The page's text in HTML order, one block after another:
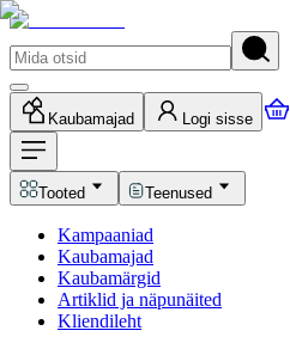
Kaubamajad Logi sisse
Tooted Teenused
Kampaaniad
Kaubamajad
Kaubamärgid
Artiklid ja näpunäited
Kliendileht